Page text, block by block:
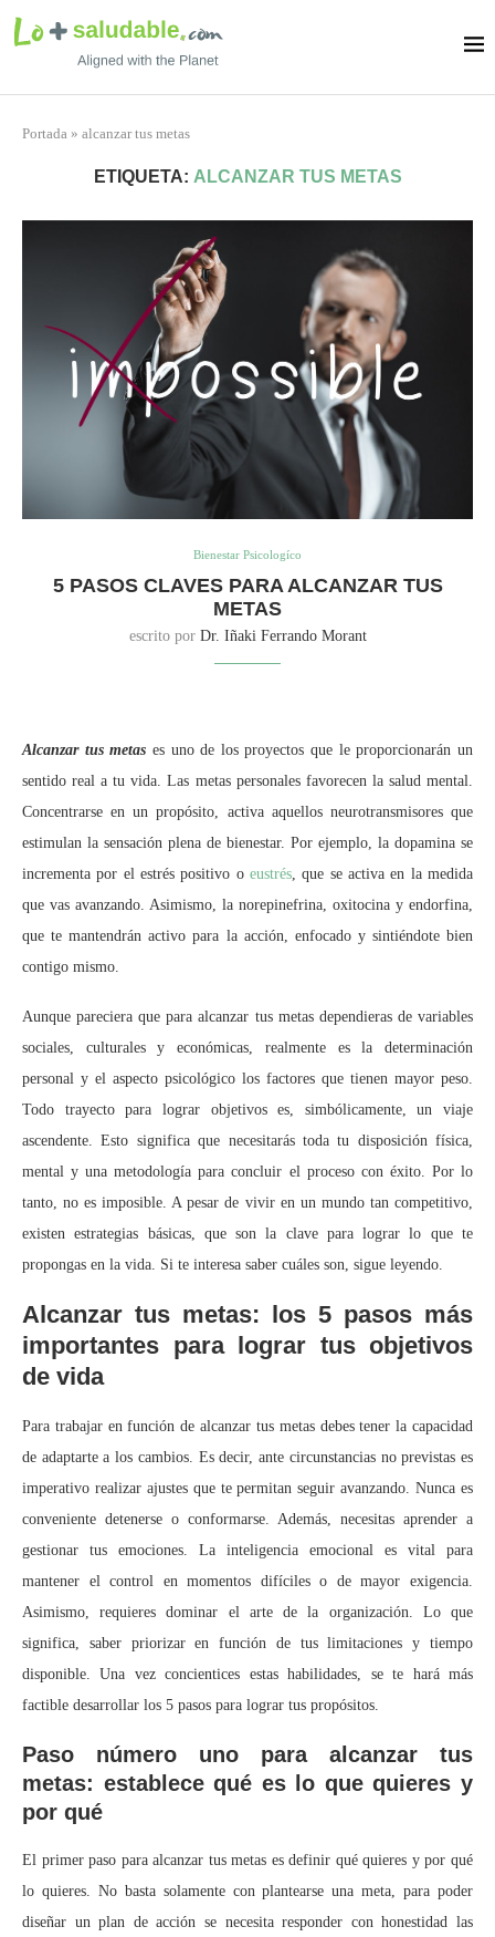
Portada » alcanzar tus metas
ETIQUETA: ALCANZAR TUS METAS
Bienestar Psicologíco
5 PASOS CLAVES PARA ALCANZAR TUS
METAS
escrito por Dr. Iñaki Ferrando Morant
Alcanzar tus metas es uno de los proyectos que le proporcionarán un
sentido real a tu vida. Las metas personales favorecen la salud mental.
Concentrarse en un propósito, activa aquellos neurotransmisores que
estimulan la sensación plena de bienestar. Por ejemplo, la dopamina se
incrementa por el estrés positivo o eustrés, que se activa en la medida
que vas avanzando. Asimismo, la norepinefrina, oxitocina y endorfina,
que te mantendrán activo para la acción, enfocado y sintiéndote bien
contigo mismo.
Aunque pareciera que para alcanzar tus metas dependieras de variables
sociales, culturales y económicas, realmente es la determinación
personal y el aspecto psicológico los factores que tienen mayor peso.
Todo trayecto para lograr objetivos es, simbólicamente, un viaje
ascendente. Esto significa que necesitarás toda tu disposición física,
mental y una metodología para concluir el proceso con éxito. Por lo
tanto, no es imposible. A pesar de vivir en un mundo tan competitivo,
existen estrategias básicas, que son la clave para lograr lo que te
propongas en la vida. Si te interesa saber cuáles son, sigue leyendo.
Alcanzar tus metas: los 5 pasos más
importantes para lograr tus objetivos
de vida
Para trabajar en función de alcanzar tus metas debes tener la capacidad
de adaptarte a los cambios. Es decir, ante circunstancias no previstas es
imperativo realizar ajustes que te permitan seguir avanzando. Nunca es
conveniente detenerse o conformarse. Además, necesitas aprender a
gestionar tus emociones. La inteligencia emocional es vital para
mantener el control en momentos difíciles o de mayor exigencia.
Asimismo, requieres dominar el arte de la organización. Lo que
significa, saber priorizar en función de tus limitaciones y tiempo
disponible. Una vez concientices estas habilidades, se te hará más
factible desarrollar los 5 pasos para lograr tus propósitos.
Paso número uno para alcanzar tus
metas: establece qué es lo que quieres y
por qué
El primer paso para alcanzar tus metas es definir qué quieres y por qué
lo quieres. No basta solamente con plantearse una meta, para poder
diseñar un plan de acción se necesita responder con honestidad las